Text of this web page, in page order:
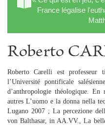
France légalise
Roberto
Roberto Carelli est professeur
l’Université pontificale
d’anthropologie théologique.
autres L’uomo e la donna nella
Lugano 2007 ; La percezione
von Balthasar, in AA.VV., La